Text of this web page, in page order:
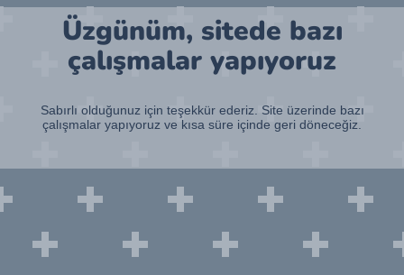
Üzgünüm, sitede bazı
çalışmalar yapıyoruz
Sabırlı olduğunuz için teşekkür ederiz. Site üzerinde bazı
çalışmalar yapıyoruz ve kısa süre içinde geri döneceğiz.